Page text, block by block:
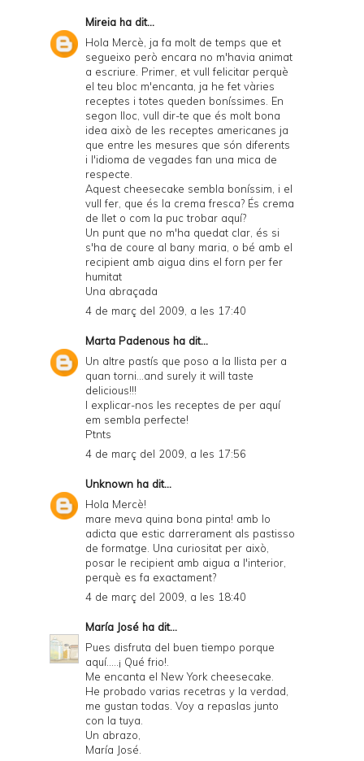
Mireia ha dit...
Hola Mercè, ja fa molt de temps que et
segueixo però encara no m'havia animat
a escriure. Primer, et vull felicitar perquè
el teu bloc m'encanta, ja he fet vàries
receptes i totes queden boníssimes. En
segon lloc, vull dir-te que és molt bona
idea això de les receptes americanes ja
que entre les mesures que són diferents
i l'idioma de vegades fan una mica de
respecte.
Aquest cheesecake sembla boníssim, i el
vull fer, que és la crema fresca? És crema
de llet o com la puc trobar aquí?
Un punt que no m'ha quedat clar, és si
s'ha de coure al bany maria, o bé amb el
recipient amb aigua dins el forn per fer
humitat
Una abraçada
4 de març del 2009, a les 17:40
Marta Padenous ha dit...
Un altre pastís que poso a la llista per a
quan torni...and surely it will taste
delicious!!!
I explicar-nos les receptes de per aquí
em sembla perfecte!
Ptnts
4 de març del 2009, a les 17:56
Unknown ha dit...
Hola Mercè!
mare meva quina bona pinta! amb lo
adicta que estic darrerament als pastisso
de formatge. Una curiositat per això,
posar le recipient amb aigua a l'interior,
perquè es fa exactament?
4 de març del 2009, a les 18:40
María José ha dit...
Pues disfruta del buen tiempo porque
aquí.....¡ Qué frio!.
Me encanta el New York cheesecake.
He probado varias recetras y la verdad,
me gustan todas. Voy a repaslas junto
con la tuya.
Un abrazo,
María José.